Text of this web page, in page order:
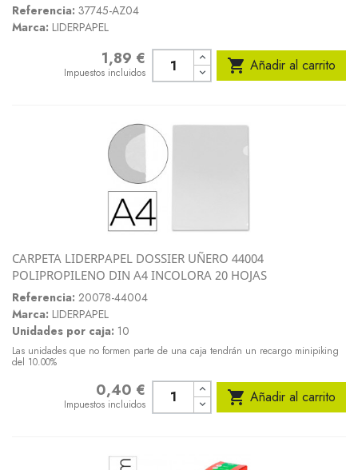
Referencia: 37745-AZ04
Marca: LIDERPAPEL
1,89 €
Impuestos incluidos  Añadir al carrito
CARPETA LIDERPAPEL DOSSIER UÑERO 44004
POLIPROPILENO DIN A4 INCOLORA 20 HOJAS
Referencia: 20078-44004
Marca: LIDERPAPEL
Unidades por caja: 10
Las unidades que no formen parte de una caja tendrán un recargo minipiking
del 10.00%
0,40 €
Impuestos incluidos  Añadir al carrito